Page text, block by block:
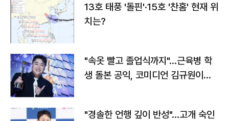
13호 태풍 '돌핀'·15호 '찬홈' 현재 위
치는?
"속옷 빨고 졸업식까지"…근육병 학
생 돌본 공익, 코미디언 김규원이었
"경솔한 언행 깊이 반성"…고개 숙인